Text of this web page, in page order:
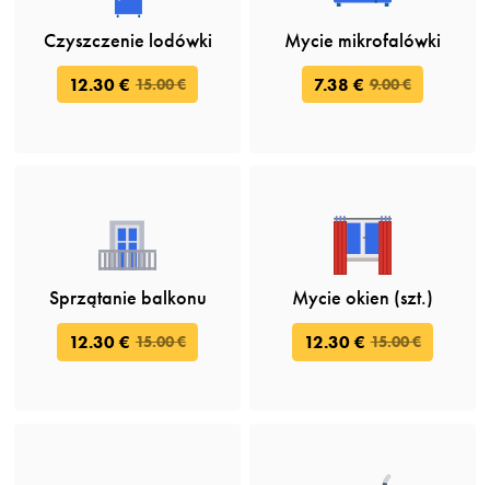
Czyszczenie lodówki
12.30 € 15.00 €
Mycie mikrofalówki
7.38 € 9.00 €
Sprzątanie balkonu
12.30 € 15.00 €
Mycie okien (szt.)
12.30 € 15.00 €